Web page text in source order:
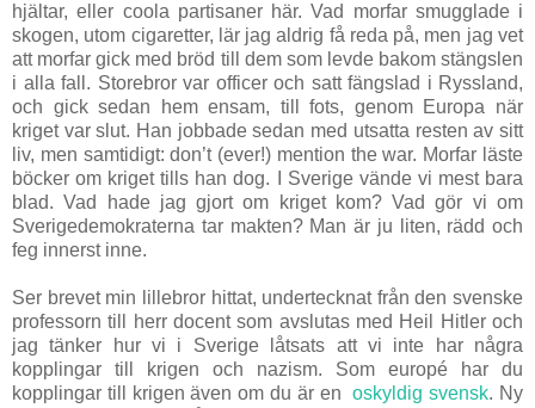
hjältar, eller coola partisaner här. Vad morfar smugglade i
skogen, utom cigaretter, lär jag aldrig få reda på, men jag vet
att morfar gick med bröd till dem som levde bakom stängslen
i alla fall. Storebror var officer och satt fängslad i Ryssland,
och gick sedan hem ensam, till fots, genom Europa när
kriget var slut. Han jobbade sedan med utsatta resten av sitt
liv, men samtidigt: don’t (ever!) mention the war. Morfar läste
böcker om kriget tills han dog. I Sverige vände vi mest bara
blad. Vad hade jag gjort om kriget kom? Vad gör vi om
Sverigedemokraterna tar makten? Man är ju liten, rädd och
feg innerst inne.
Ser brevet min lillebror hittat, undertecknat från den svenske
professorn till herr docent som avslutas med Heil Hitler och
jag tänker hur vi i Sverige låtsats att vi inte har några
kopplingar till krigen och nazism. Som europé har du
kopplingar till krigen även om du är enoskyldig svensk. Ny